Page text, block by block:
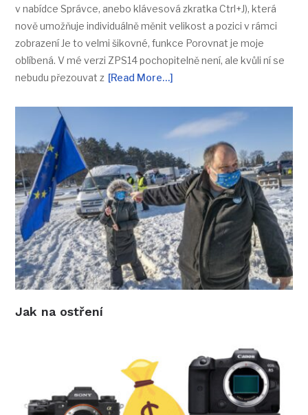
v nabídce Správce, anebo klávesová zkratka Ctrl+J), která
nově umožňuje individuálně měnit velikost a pozici v rámci
zobrazení Je to velmi šikovné, funkce Porovnat je moje
oblíbená. V mé verzi ZPS14 pochopitelně není, ale kvůli ní se
nebudu přezouvat z [Read More…]
Jak na ostření